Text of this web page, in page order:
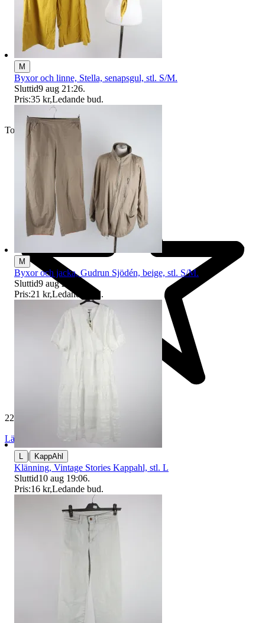
Toppsäljare
229 477 omdömen
Läs omdömen Följ
M
Byxor och linne, Stella, senapsgul, stl. S/M.
Sluttid9 aug 21:26.
Pris:35 kr,Ledande bud.
M
Byxor och jacka, Gudrun Sjödén, beige, stl. S/M.
Sluttid9 aug 21:10
.
Pris:21 kr,Ledande bud.
| KappAhl
Klänning, Vintage Stories Kappahl, stl. L
Sluttid10 aug 19:06.
Pris:16 kr,Ledande bud.